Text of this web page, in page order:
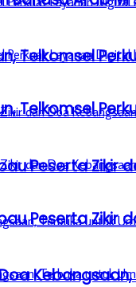
Telkomsel
Peserta Zikir
Telkomsel
Peserta Zikir